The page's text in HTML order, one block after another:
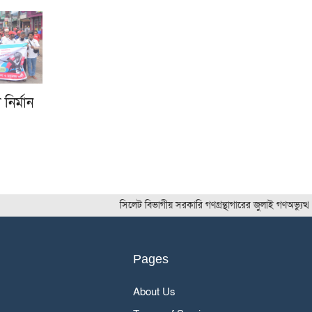
সিলেট বিভাগীয় সরকারি গণগ্রন্থাগারের জুলাই গণঅভ্যুত্থান
Pages
About Us